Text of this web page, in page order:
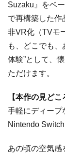
Suzaku』をベ
で再構築した作
非VR化（TVモ
も、どこでも
体験”として、
ただけます。
【本作の見どこ
手軽にディープ
Nintendo
あの頃の空気感